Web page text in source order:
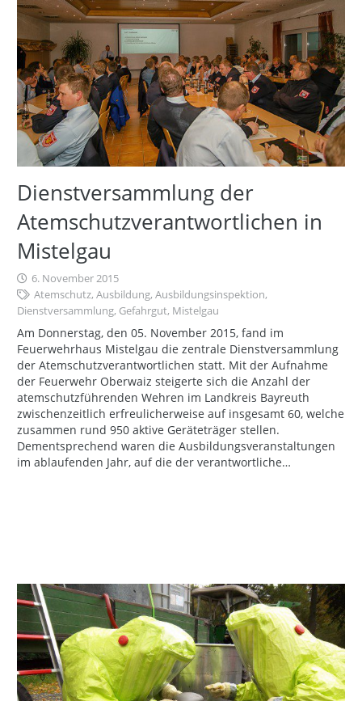
Dienstversammlung der
Atemschutzverantwortlichen in
Mistelgau
6. November 2015
Atemschutz,Ausbildung,Ausbildungsinspektion,
Dienstversammlung, Gefahrgut, Mistelgau
Am Donnerstag, den 05. November 2015, fand im
Feuerwehrhaus Mistelgau die zentrale Dienstversammlung
der Atemschutzverantwortlichen statt. Mit der Aufnahme
der Feuerwehr Oberwaiz steigerte sich die Anzahl der
atemschutzführenden Wehren im Landkreis Bayreuth
zwischenzeitlich erfreulicherweise auf insgesamt 60, welche
zusammen rund 950 aktive Geräteträger stellen.
Dementsprechend waren die Ausbildungsveranstaltungen
im ablaufenden Jahr, auf die der verantwortliche…